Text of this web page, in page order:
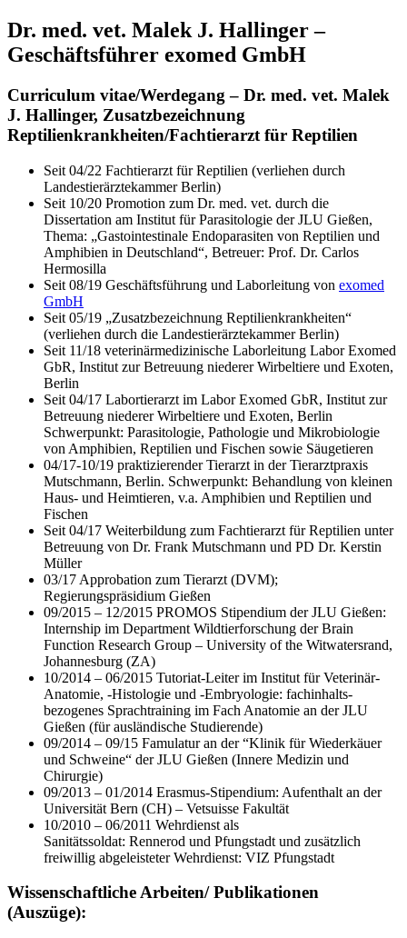
Dr. med. vet. Malek J. Hallinger –
Geschäftsführer exomed GmbH
Curriculum vitae/Werdegang – Dr. med. vet. Malek
J. Hallinger, Zusatzbezeichnung
Reptilienkrankheiten/Fachtierarzt für Reptilien
Seit 04/22 Fachtierarzt für Reptilien (verliehen durch
Landestierärztekammer Berlin)
Seit 10/20 Promotion zum Dr. med. vet. durch die
Dissertation am Institut für Parasitologie der JLU Gießen,
Thema: „Gastointestinale Endoparasiten von Reptilien und
Amphibien in Deutschland“, Betreuer: Prof. Dr. Carlos
Hermosilla
Seit 08/19 Geschäftsführung und Laborleitung von exomed
GmbH
Seit 05/19 „Zusatzbezeichnung Reptilienkrankheiten“
(verliehen durch die Landestierärztekammer Berlin)
Seit 11/18 veterinärmedizinische Laborleitung Labor Exomed
GbR, Institut zur Betreuung niederer Wirbeltiere und Exoten,
Berlin
Seit 04/17 Labortierarzt im Labor Exomed GbR, Institut zur
Betreuung niederer Wirbeltiere und Exoten, Berlin
Schwerpunkt: Parasitologie, Pathologie und Mikrobiologie
von Amphibien, Reptilien und Fischen sowie Säugetieren
04/17-10/19 praktizierender Tierarzt in der Tierarztpraxis
Mutschmann, Berlin. Schwerpunkt: Behandlung von kleinen
Haus- und Heimtieren, v.a. Amphibien und Reptilien und
Fischen
Seit 04/17 Weiterbildung zum Fachtierarzt für Reptilien unter
Betreuung von Dr. Frank Mutschmann und PD Dr. Kerstin
Müller
03/17 Approbation zum Tierarzt (DVM);
Regierungspräsidium Gießen
09/2015 – 12/2015 PROMOS Stipendium der JLU Gießen:
Internship im Department Wildtierforschung der Brain
Function Research Group – University of the Witwatersrand,
Johannesburg (ZA)
10/2014 – 06/2015 Tutoriat-Leiter im Institut für Veterinär-
Anatomie, -Histologie und -Embryologie: fachinhalts-
bezogenes Sprachtraining im Fach Anatomie an der JLU
Gießen (für ausländische Studierende)
09/2014 – 09/15 Famulatur an der “Klinik für Wiederkäuer
und Schweine“ der JLU Gießen (Innere Medizin und
Chirurgie)
09/2013 – 01/2014 Erasmus-Stipendium: Aufenthalt an der
Universität Bern (CH) – Vetsuisse Fakultät
10/2010 – 06/2011 Wehrdienst als
Sanitätssoldat: Rennerod und Pfungstadt und zusätzlich
freiwillig abgeleisteter Wehrdienst: VIZ Pfungstadt
Wissenschaftliche Arbeiten/ Publikationen
(Auszüge):